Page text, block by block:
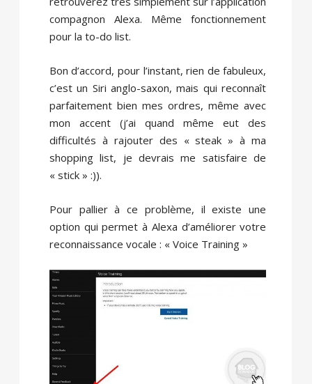
compagnon Alexa. Même fonctionnement
pour la to-do list.
Bon d’accord, pour l’instant, rien de fabuleux,
c’est un Siri anglo-saxon, mais qui reconnaît
parfaitement bien mes ordres, même avec
mon accent (j’ai quand même eut des
difficultés à rajouter des « steak » à ma
shopping list, je devrais me satisfaire de
« stick » :)).
Pour pallier à ce problème, il existe une
option qui permet à Alexa d’améliorer votre
reconnaissance vocale : « Voice Training »